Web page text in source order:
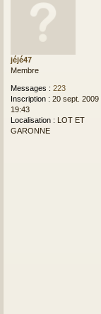
jéjé47
Membre
Messages : 223
Inscription : 20 sept. 2009
19:43
Localisation : LOT ET
GARONNE